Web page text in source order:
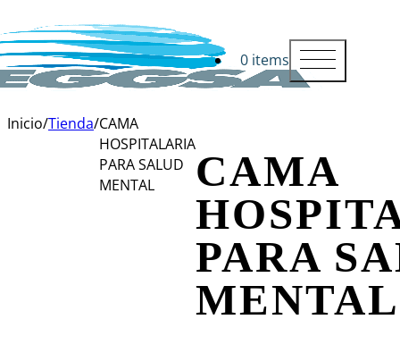
0 items
Inicio/Tienda/CAMA
HOSPITALARIA
PARA SALUD
MENTAL
CAMA
PARA
MENTAL